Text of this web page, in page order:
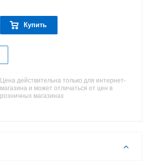
Купить
Цена действительна только для интернет-
магазина и может отличаться от цен в
розничных магазинах